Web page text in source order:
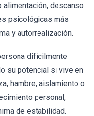
descanso
psicológicas más
y autorrealización.
difícilmente
su potencial si vive en
hambre, aislamiento o
personal,
de estabilidad.